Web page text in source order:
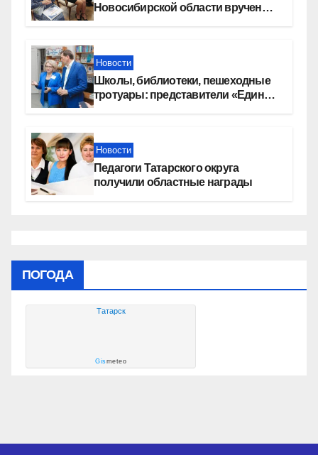
Новосибирской области вручены
Новости
Школы, библиотеки, пешеходные
тротуары: представители «Единой
Новости
Педагоги Татарского округа
получили областные награды
ПОГОДА
Татарск
Gismeteo